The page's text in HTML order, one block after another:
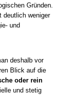
Gründen.
deutlich weniger
und
deshalb vor
Blick auf die
oder rein
und stetig